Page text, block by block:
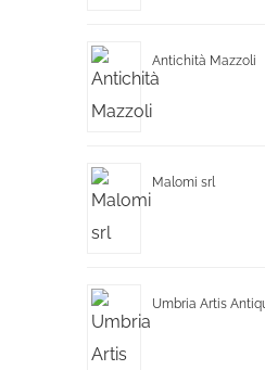
Antichità Mazzoli
Malomi srl
Umbria Artis